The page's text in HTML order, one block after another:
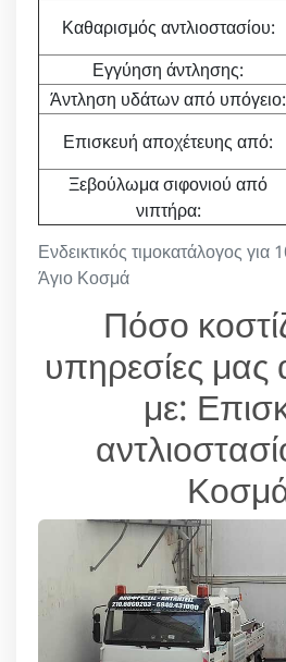
Ενδεικτικός τιμοκατάλογος
Άγιο Κοσμά
Καθαρισμός αντλιοστασίου:
Εγγύηση άντλησης:
Άντληση υδάτων από υπόγειο:
Επισκευή αποχέτευης από:
Ξεβούλωμα σιφονιού από
νιπτήρα:
Πόσο
υπηρεσίες μας
με: